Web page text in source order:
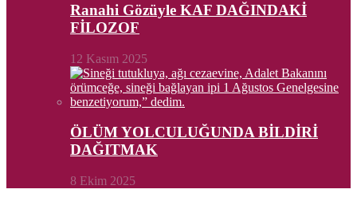
Ranahi Gözüyle KAF DAĞINDAKİ
FİLOZOF
12 Kasım 2025
ÖLÜM YOLCULUĞUNDA BİLDİRİ
DAĞITMAK
8 Ekim 2025